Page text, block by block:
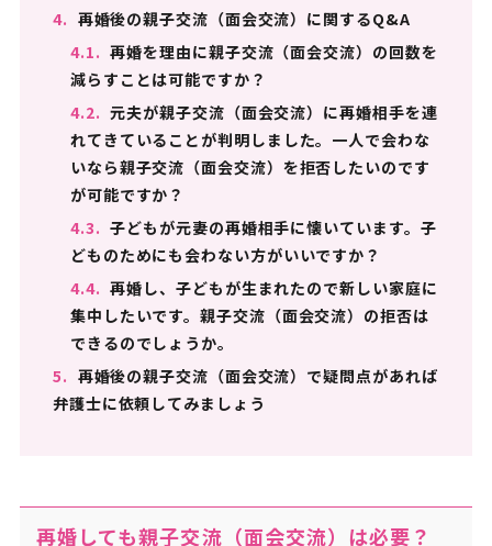
4. 再婚後の親子交流（面会交流）に関するQ&A
4.1. 再婚を理由に親子交流（面会交流）の回数を
減らすことは可能ですか？
4.2. 元夫が親子交流（面会交流）に再婚相手を連
れてきていることが判明しました。一人で会わな
いなら親子交流（面会交流）を拒否したいのです
が可能ですか？
4.3. 子どもが元妻の再婚相手に懐いています。子
どものためにも会わない方がいいですか？
4.4. 再婚し、子どもが生まれたので新しい家庭に
集中したいです。親子交流（面会交流）の拒否は
できるのでしょうか。
5. 再婚後の親子交流（面会交流）で疑問点があれば
弁護士に依頼してみましょう
再婚しても親子交流（面会交流）は必要？